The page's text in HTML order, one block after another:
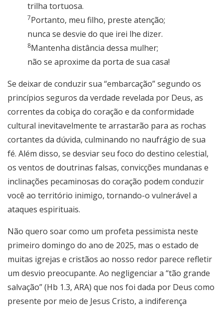
trilha tortuosa.
7Portanto, meu filho, preste atenção;
nunca se desvie do que irei lhe dizer.
8Mantenha distância dessa mulher;
não se aproxime da porta de sua casa!
Se deixar de conduzir sua “embarcação” segundo os
princípios seguros da verdade revelada por Deus, as
correntes da cobiça do coração e da conformidade
cultural inevitavelmente te arrastarão para as rochas
cortantes da dúvida, culminando no naufrágio de sua
fé. Além disso, se desviar seu foco do destino celestial,
os ventos de doutrinas falsas, convicções mundanas e
inclinações pecaminosas do coração podem conduzir
você ao território inimigo, tornando-o vulnerável a
ataques espirituais.
Não quero soar como um profeta pessimista neste
primeiro domingo do ano de 2025, mas o estado de
muitas igrejas e cristãos ao nosso redor parece refletir
um desvio preocupante. Ao negligenciar a “tão grande
salvação” (Hb 1.3, ARA) que nos foi dada por Deus como
presente por meio de Jesus Cristo, a indiferença